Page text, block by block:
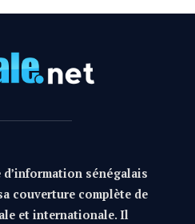
sénégalais
couverture complète de
et internationale. Il